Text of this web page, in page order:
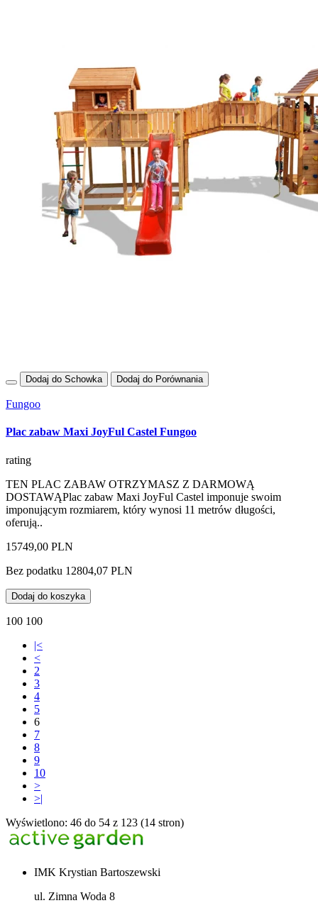
Dodaj do Schowka Dodaj do Porównania
Fungoo
Plac zabaw Maxi JoyFul Castel Fungoo
rating
TEN PLAC ZABAW OTRZYMASZ Z DARMOWĄ
DOSTAWĄPlac zabaw Maxi JoyFul Castel imponuje swoim
imponującym rozmiarem, który wynosi 11 metrów długości,
oferują..
15749,00 PLN
Bez podatku 12804,07 PLN
Dodaj do koszyka
100 100
|<
<
2
3
4
5
6
7
8
9
10
>
>|
Wyświetlono: 46 do 54 z 123 (14 stron)
IMK Krystian Bartoszewski
ul. Zimna Woda 8